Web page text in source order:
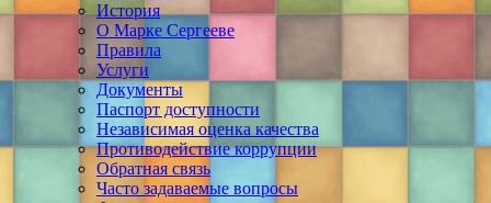
История
О Марке Сергееве
Правила
Услуги
Документы
Паспорт доступности
Независимая оценка качества
Противодействие коррупции
Обратная связь
Часто задаваемые вопросы